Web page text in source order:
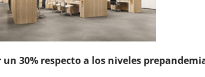
30% respecto a los niveles